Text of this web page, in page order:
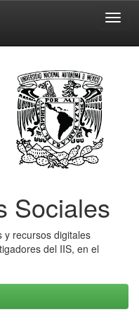
Sociales
y recursos digitales
del IIS, en el